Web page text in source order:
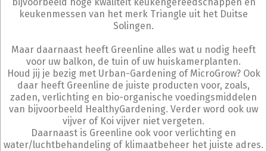
keukenmessen van het merk Triangle uit het Duitse
Solingen.
Maar daarnaast heeft Greenline alles wat u nodig heeft
voor uw balkon, de tuin of uw huiskamerplanten.
Houd jij je bezig met Urban-Gardening of MicroGrow? Ook
daar heeft Greenline de juiste producten voor, zoals,
zaden, verlichting en bio-organische voedingsmiddelen
van bijvoorbeeld HealthyGardening. Verder word ook uw
vijver of Koi vijver niet vergeten.
Daarnaast is Greenline ook voor verlichting en
water/luchtbehandeling of klimaatbeheer het juiste adres.